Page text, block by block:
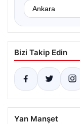
Bizi Takip Edin
Yan Manşet